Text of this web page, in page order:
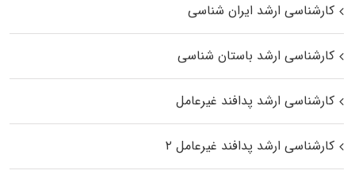
کارشناسی ارشد ایران شناسی
کارشناسی ارشد باستان شناسی
کارشناسی ارشد پدافند غیرعامل
کارشناسی ارشد پدافند غیرعامل ۲